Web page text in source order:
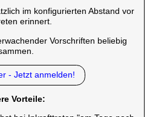
im konfigurierten Abstand vor
erinnert.
Vorschriften beliebig
- Jetzt anmelden!
Vorteile: